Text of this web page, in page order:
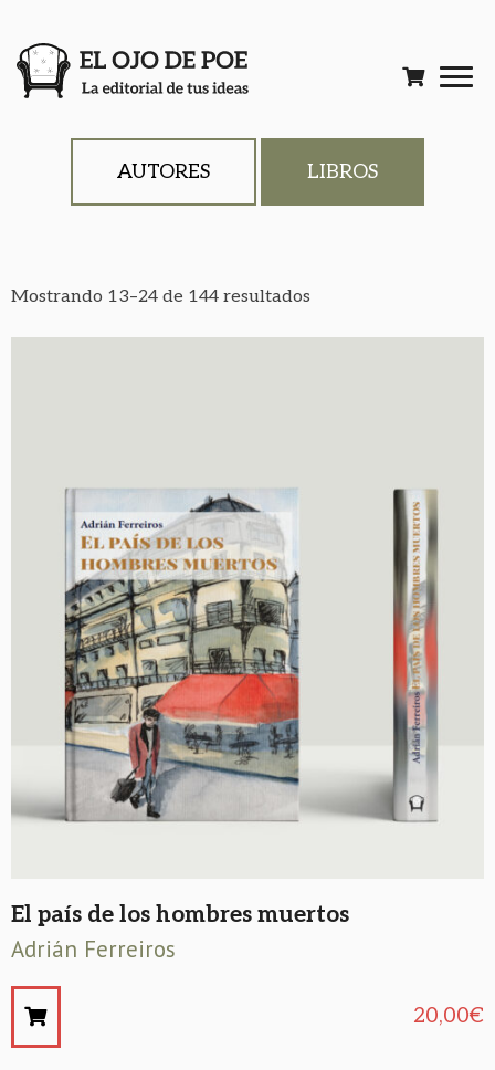
AUTORES LIBROS
Mostrando 13–24 de 144 resultados
El país de los hombres muertos
Adrián Ferreiros
20,00€